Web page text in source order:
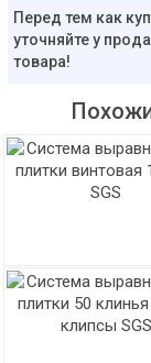
Перед тем как
уточняйте у
товара!